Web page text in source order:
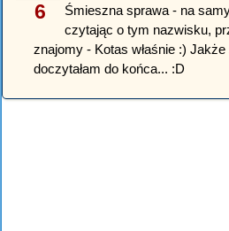
6
Śmieszna sprawa - na
czytając o tym nazwisku,
znajomy - Kotas właśnie :) Jakże
doczytałam do końca... :D